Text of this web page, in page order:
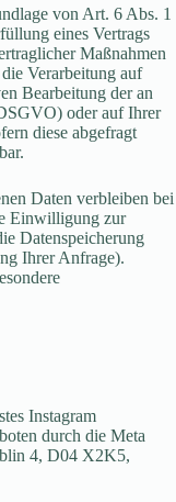
von Art. 6 Abs. 1
eines Vertrags
Maßnahmen
Verarbeitung auf
Bearbeitung der an
oder auf Ihrer
diese abgefragt
Daten verbleiben bei
Einwilligung zur
Datenspeicherung
Ihrer Anfrage).
Instagram
durch die Meta
4, D04 X2K5,